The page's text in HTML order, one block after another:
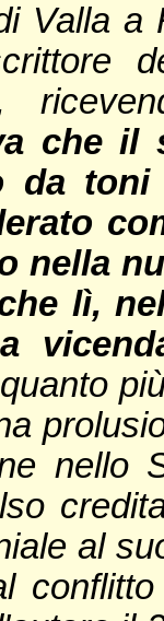
Valla a
che il
da
nella
lì,
nello
al